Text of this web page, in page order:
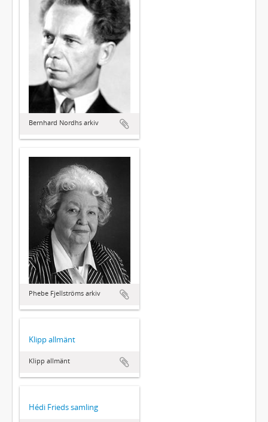
Bernhard Nordhs arkiv
Phebe Fjellströms arkiv
Klipp allmänt
Klipp allmänt
Hédi Frieds samling